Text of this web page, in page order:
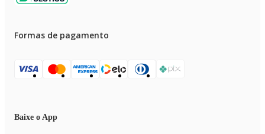
Formas de pagamento
Baixe o App